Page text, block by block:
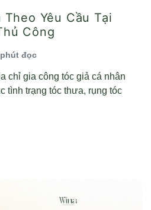
Yêu Cầu Tại
Công
đọc
chỉ gia công tóc giả cá nhân
tình trạng tóc thưa, rụng tóc